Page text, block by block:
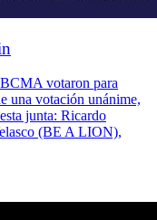
votaron para
una votación unánime,
junta: Ricardo
(BE A LION),